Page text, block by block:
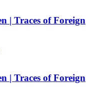
| Traces of Foreign
| Traces of Foreign